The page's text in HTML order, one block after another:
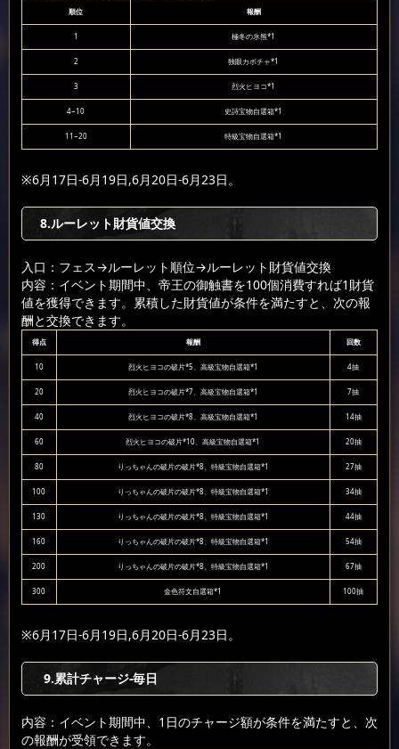
順位 報酬
1 極冬の氷熊*1
2 独眼カボチャ*1
3 烈火ヒヨコ*1
4~10 史詩宝物自選箱*1
11~20 特級宝物自選箱*1
※6月17日-6月19日,6月20日-6月23日。
8.ルーレット財貨値交換
入口：フェス→ルーレット順位→ルーレット財貨値交換
内容：イベント期間中、帝王の御触書を100個消費すれば1財貨
値を獲得できます。累積した財貨値が条件を満たすと、次の報
酬と交換できます。
得点 報酬 回数
10 烈火ヒヨコの破片*5、高級宝物自選箱*1 4抽
20 烈火ヒヨコの破片*7、高級宝物自選箱*1 7抽
40 烈火ヒヨコの破片*8、高級宝物自選箱*1 14抽
60 烈火ヒヨコの破片*10、高級宝物自選箱*1 20抽
80 りっちゃんの破片の破片*8、特級宝物自選箱*1 27抽
100 りっちゃんの破片の破片*8、特級宝物自選箱*1 34抽
130 りっちゃんの破片の破片*8、特級宝物自選箱*1 44抽
160 りっちゃんの破片の破片*8、特級宝物自選箱*1 54抽
200 りっちゃんの破片の破片*8、特級宝物自選箱*1 67抽
300 金色符文自選箱*1 100抽
※6月17日-6月19日,6月20日-6月23日。
9.累計チャージ-毎日
内容：イベント期間中、1日のチャージ額が条件を満たすと、次
の報酬が受領できます。